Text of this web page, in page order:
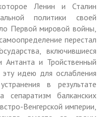
Ленин и Сталин
политики своей
Первой мировой войны,
перестал
включившиеся
и Тройственный
эту идею для ослабления
в результате
сепаратизм балканских
Венгерской империи,